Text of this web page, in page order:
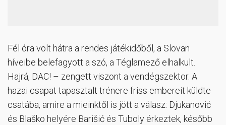
Fél óra volt hátra a rendes játékidőből, a Slovan
híveibe belefagyott a szó, a Téglamező elhalkult.
Hajrá, DAC! – zengett viszont a vendégszektor. A
hazai csapat tapasztalt trénere friss embereit küldte
csatába, amire a mieinktől is jött a válasz: Djukanović
és Blaško helyére Barišić és Tuboly érkeztek, később